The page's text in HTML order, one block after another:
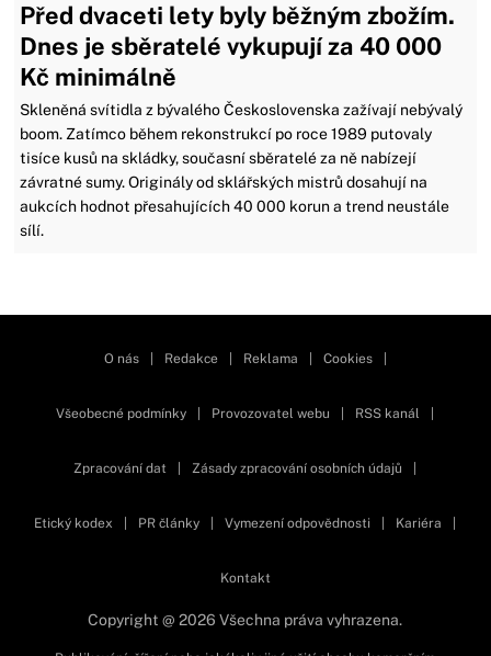
Před dvaceti lety byly běžným zbožím.
Dnes je sběratelé vykupují za 40 000
Kč minimálně
Skleněná svítidla z bývalého Československa zažívají nebývalý
boom. Zatímco během rekonstrukcí po roce 1989 putovaly
tisíce kusů na skládky, současní sběratelé za ně nabízejí
závratné sumy. Originály od sklářských mistrů dosahují na
aukcích hodnot přesahujících 40 000 korun a trend neustále
sílí.
O nás Redakce Reklama Cookies
Všeobecné podmínky Provozovatel webu RSS kanál
Zpracování dat Zásady zpracování osobních údajů
Etický kodex PR články Vymezení odpovědnosti Kariéra
Kontakt
Copyright @ 2026 Všechna práva vyhrazena.